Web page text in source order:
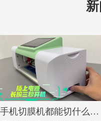
手机切膜机都能切什么类